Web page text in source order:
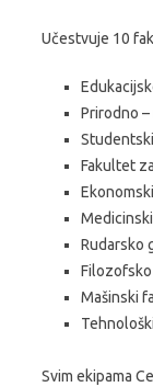
Učestvuje 10
Prirodno
Fakultet
Rudarsko
Mašinski
Svim ekipama